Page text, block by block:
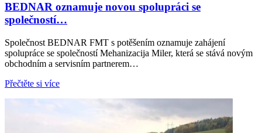
BEDNAR oznamuje novou spolupráci se
společností…
Společnost BEDNAR FMT s potěšením oznamuje zahájení
spolupráce se společností Mehanizacija Miler, která se stává novým
obchodním a servisním partnerem…
Přečtěte si více